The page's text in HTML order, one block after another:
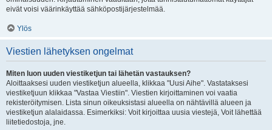
eivät voisi väärinkäyttää sähköpostijärjestelmää.
Ylös
Viestien lähetyksen ongelmat
Miten luon uuden viestiketjun tai lähetän vastauksen?
Aloittaaksesi uuden viestiketjun alueella, klikkaa "Uusi Aihe". Vastataksesi
viestiketjuun klikkaa "Vastaa Viestiin". Viestien kirjoittaminen voi vaatia
rekisteröitymisen. Lista sinun oikeuksistasi alueella on nähtävillä alueen ja
viestiketjun alalaidassa. Esimerkiksi: Voit kirjoittaa uusia viestejä, Voit lähettää
liitetiedostoja, jne.